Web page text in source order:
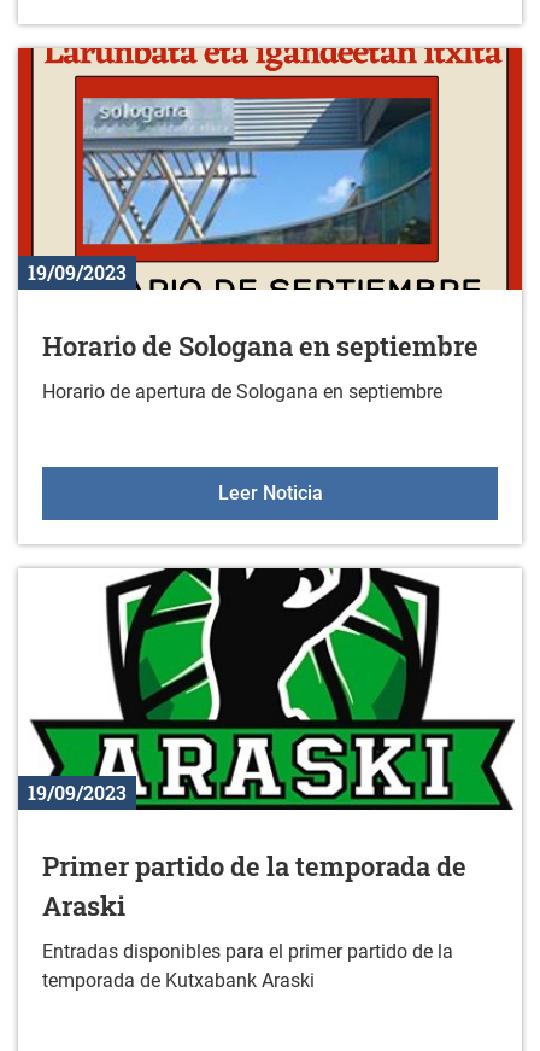
19/09/2023
Horario de Sologana en septiembre
Horario de apertura de Sologana en septiembre
Leer NoticiaHorario de Sologana en
19/09/2023
Primer partido de la temporada de
Araski
Entradas disponibles para el primer partido de la
temporada de Kutxabank Araski